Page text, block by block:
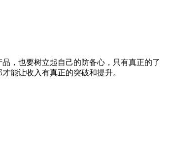
，也要树立起自己的防备心，只有真正的了
能让收入有真正的突破和提升。